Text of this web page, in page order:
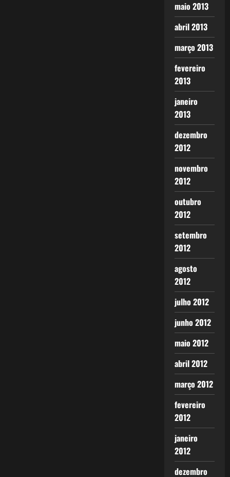
maio 2013
abril 2013
março 2013
fevereiro
2013
janeiro
2013
dezembro
2012
novembro
2012
outubro
2012
setembro
2012
agosto
2012
julho 2012
junho 2012
maio 2012
abril 2012
março 2012
fevereiro
2012
janeiro
2012
dezembro